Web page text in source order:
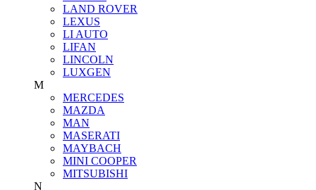
LAND ROVER
LEXUS
LI AUTO
LIFAN
LINCOLN
LUXGEN
M
MERCEDES
MAZDA
MAN
MASERATI
MAYBACH
MINI COOPER
MITSUBISHI
N